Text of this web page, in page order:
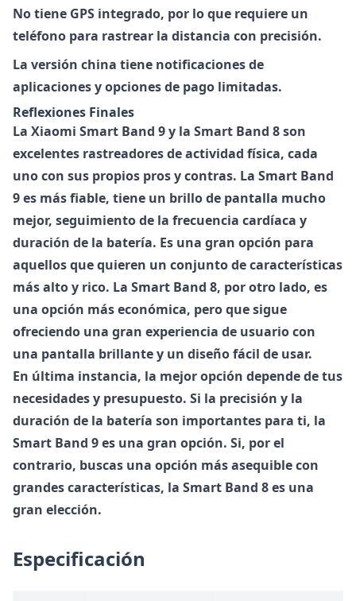
No tiene GPS integrado, por lo que requiere un
teléfono para rastrear la distancia con precisión.
La versión china tiene notificaciones de
aplicaciones y opciones de pago limitadas.
Reflexiones Finales
La Xiaomi Smart Band 9 y la Smart Band 8 son
excelentes rastreadores de actividad física, cada
uno con sus propios pros y contras. La Smart Band
9 es más fiable, tiene un brillo de pantalla mucho
mejor, seguimiento de la frecuencia cardíaca y
duración de la batería. Es una gran opción para
aquellos que quieren un conjunto de características
más alto y rico. La Smart Band 8, por otro lado, es
una opción más económica, pero que sigue
ofreciendo una gran experiencia de usuario con
una pantalla brillante y un diseño fácil de usar.
En última instancia, la mejor opción depende de tus
necesidades y presupuesto. Si la precisión y la
duración de la batería son importantes para ti, la
Smart Band 9 es una gran opción. Si, por el
contrario, buscas una opción más asequible con
grandes características, la Smart Band 8 es una
gran elección.
Especificación